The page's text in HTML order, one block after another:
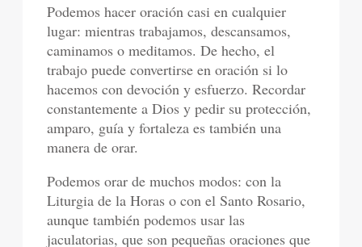
Podemos hacer oración casi en cualquier
lugar: mientras trabajamos, descansamos,
caminamos o meditamos. De hecho, el
trabajo puede convertirse en oración si lo
hacemos con devoción y esfuerzo. Recordar
constantemente a Dios y pedir su protección,
amparo, guía y fortaleza es también una
manera de orar.
Podemos orar de muchos modos: con la
Liturgia de la Horas o con el Santo Rosario,
aunque también podemos usar las
jaculatorias, que son pequeñas oraciones que